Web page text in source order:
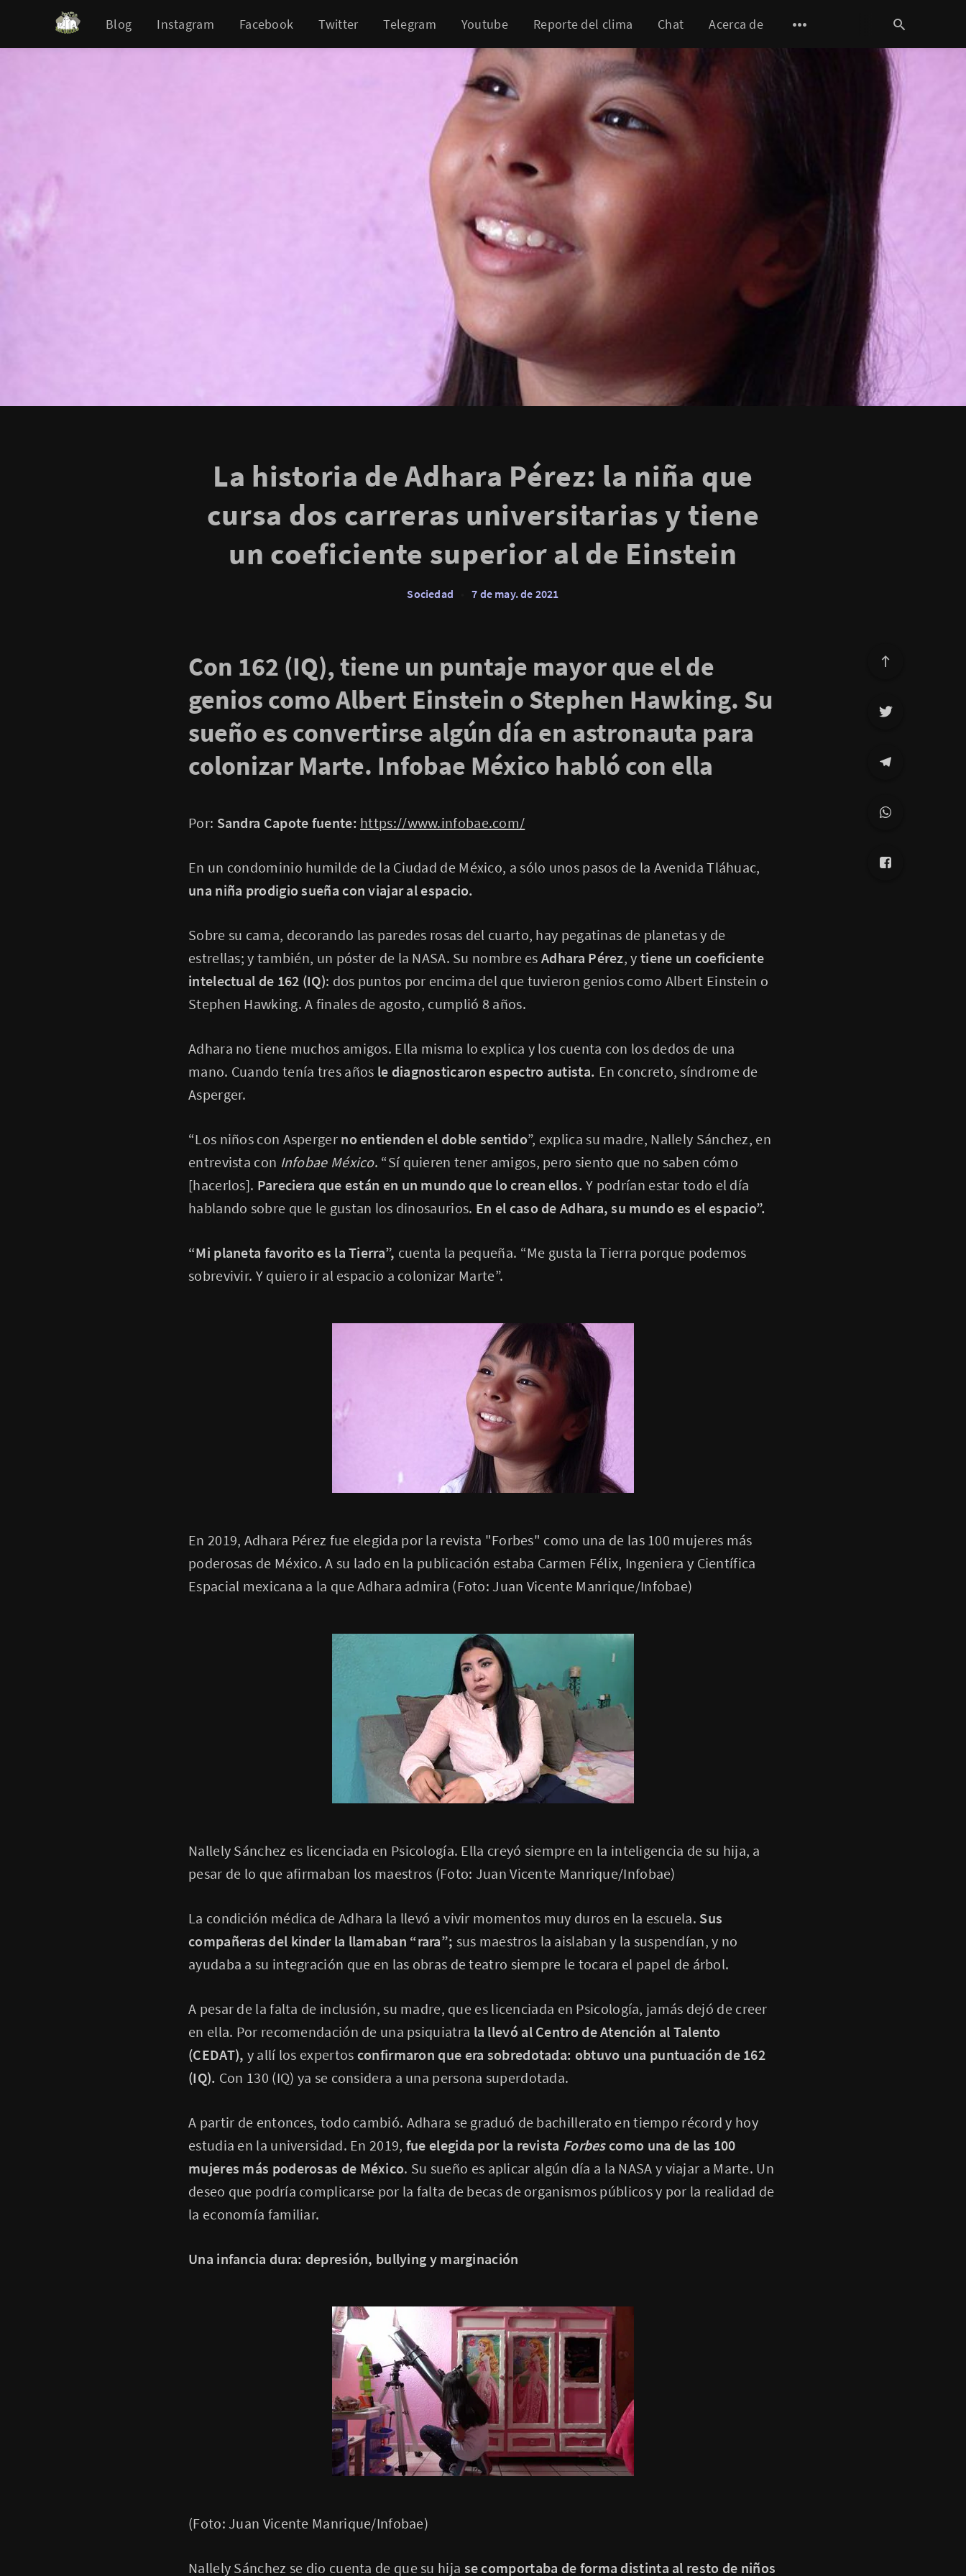
Blog Instagram Facebook Twitter Telegram Youtube Reporte del clima Chat Acerca de
La historia de Adhara Pérez: la niña que
cursa dos carreras universitarias y tiene
un coeficiente superior al de Einstein
Sociedad 7 de may. de 2021
Con 162 (IQ), tiene un puntaje mayor que el de
genios como Albert Einstein o Stephen Hawking. Su
sueño es convertirse algún día en astronauta para
colonizar Marte. Infobae México habló con ella
Por: Sandra Capote fuente: https://www.infobae.com/
En un condominio humilde de la Ciudad de México, a sólo unos pasos de la Avenida Tláhuac,
una niña prodigio sueña con viajar al espacio.
Sobre su cama, decorando las paredes rosas del cuarto, hay pegatinas de planetas y de
estrellas; y también, un póster de la NASA. Su nombre esAdhara Pérez, y tiene un coeficiente
intelectual de 162 (IQ): dos puntos por encima del que tuvieron genios como Albert Einstein o
Stephen Hawking. A finales de agosto, cumplió 8 años.
Adhara no tiene muchos amigos. Ella misma lo explica y los cuenta con los dedos de una
mano. Cuando tenía tres años le diagnosticaron espectro autista. En concreto, síndrome de
Asperger.
“Los niños con Asperger no entienden el doble sentido”, explica su madre, Nallely Sánchez, en
entrevista con Infobae México. “Sí quieren tener amigos, pero siento que no saben cómo
[hacerlos]. Pareciera que están en un mundo que lo crean ellos. Y podrían estar todo el día
hablando sobre que le gustan los dinosaurios. En el caso de Adhara, su mundo es el espacio”.
“Mi planeta favorito es la Tierra”, cuenta la pequeña. “Me gusta la Tierra porque podemos
sobrevivir. Y quiero ir al espacio a colonizar Marte”.
En 2019, Adhara Pérez fue elegida por la revista "Forbes" como una de las 100 mujeres más
poderosas de México. A su lado en la publicación estaba Carmen Félix, Ingeniera y Científica
Espacial mexicana a la que Adhara admira (Foto: Juan Vicente Manrique/Infobae)
Nallely Sánchez es licenciada en Psicología. Ella creyó siempre en la inteligencia de su hija, a
pesar de lo que afirmaban los maestros (Foto: Juan Vicente Manrique/Infobae)
La condición médica de Adhara la llevó a vivir momentos muy duros en la escuela. Sus
compañeras del kinder la llamaban “rara”; sus maestros la aislaban y la suspendían, y no
ayudaba a su integración que en las obras de teatro siempre le tocara el papel de árbol.
A pesar de la falta de inclusión, su madre, que es licenciada en Psicología, jamás dejó de creer
en ella. Por recomendación de una psiquiatra la llevó al Centro de Atención al Talento
(CEDAT), y allí los expertos confirmaron que era sobredotada: obtuvo una puntuación de 162
(IQ). Con 130 (IQ) ya se considera a una persona superdotada.
A partir de entonces, todo cambió. Adhara se graduó de bachillerato en tiempo récord y hoy
estudia en la universidad. En 2019, fue elegida por la revista Forbescomo una de las 100
mujeres más poderosas de México. Su sueño es aplicar algún día a la NASA y viajar a Marte. Un
deseo que podría complicarse por la falta de becas de organismos públicos y por la realidad de
la economía familiar.
Una infancia dura: depresión, bullying y marginación
(Foto: Juan Vicente Manrique/Infobae)
Nallely Sánchez se dio cuenta de que su hija se comportaba de forma distinta al resto de niños